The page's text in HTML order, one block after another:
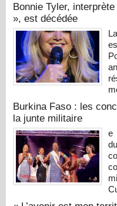
Bonnie Tyler,
», est décédée
Burkina Faso : les
la junte militaire
e